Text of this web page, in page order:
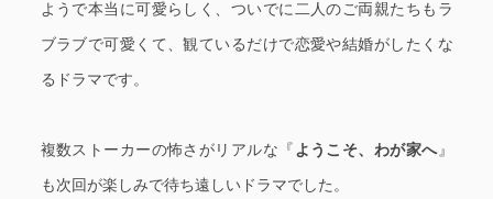
ようで本当に可愛らしく、ついでに二人のご両親たちもラ
ブラブで可愛くて、観ているだけで恋愛や結婚がしたくな
るドラマです。
複数ストーカーの怖さがリアルな『 ようこそ、わが家へ 』
も次回が楽しみで待ち遠しいドラマでした。